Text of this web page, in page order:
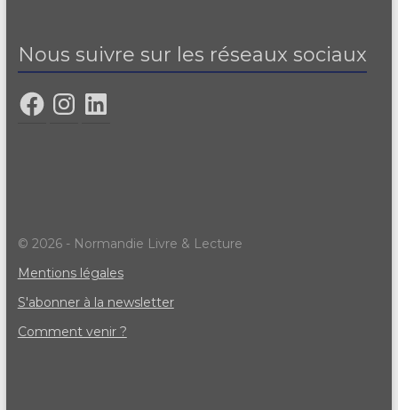
Nous suivre sur les réseaux sociaux
© 2026 - Normandie Livre & Lecture
Mentions légales
S'abonner à la newsletter
Comment venir ?